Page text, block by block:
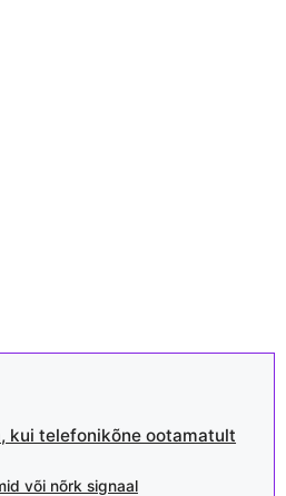
kui telefonikõne ootamatult
või nõrk signaal